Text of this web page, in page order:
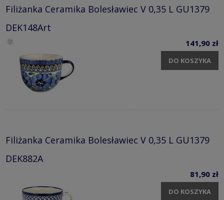
Filiżanka Ceramika Bolesławiec V 0,35 L GU1379
DEK148Art
141,90 zł
DO KOSZYKA
Filiżanka Ceramika Bolesławiec V 0,35 L GU1379
DEK882A
81,90 zł
DO KOSZYKA